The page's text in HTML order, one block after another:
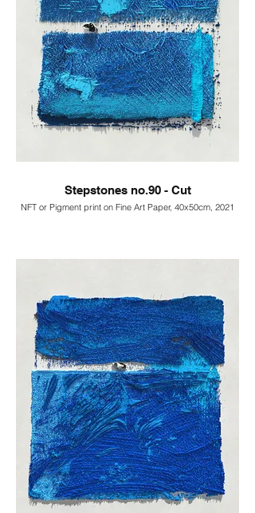
Stepstones no.90 - Cut
NFT or Pigment print on Fine Art Paper, 40x50cm, 2021